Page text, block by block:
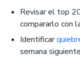
Revisar el top
compararlo con
Identificar
semana siguiente